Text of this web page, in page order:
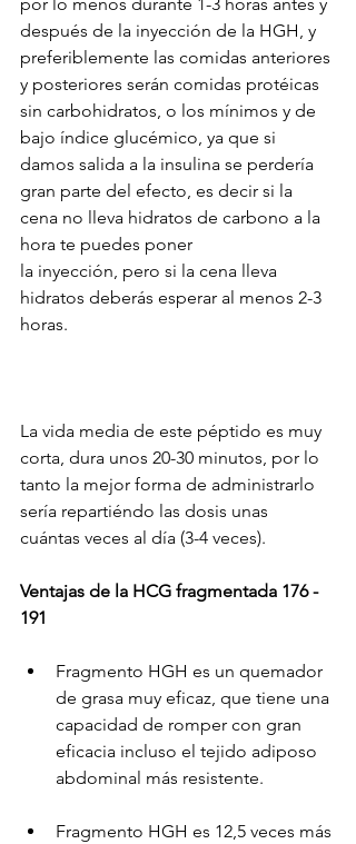
por lo menos durante 1-3 horas antes y
después de la inyección de la HGH, y
preferiblemente las comidas anteriores
y posteriores serán comidas protéicas
sin carbohidratos, o los mínimos y de
bajo índice glucémico, ya que si
damos salida a la insulina se perdería
gran parte del efecto, es decir si la
cena no lleva hidratos de carbono a la
hora te puedes poner
la inyección, pero si la cena lleva
hidratos deberás esperar al menos 2-3
horas.
La vida media de este péptido es muy
corta, dura unos 20-30 minutos, por lo
tanto la mejor forma de administrarlo
sería repartiéndo las dosis unas
cuántas veces al día (3-4 veces).
Ventajas de la HCG fragmentada 176 -
191
Fragmento HGH es un quemador
de grasa muy eficaz, que tiene una
capacidad de romper con gran
eficacia incluso el tejido adiposo
abdominal más resistente.
Fragmento HGH es 12,5 veces más